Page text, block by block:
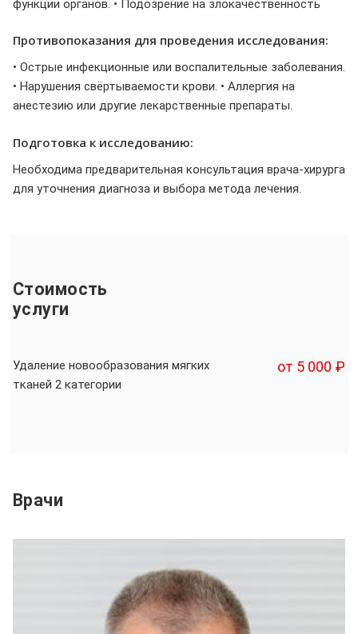
функции органов. • Подозрение на злокачественность
Противопоказания для проведения исследования:
• Острые инфекционные или воспалительные заболевания.
• Нарушения свёртываемости крови. • Аллергия на
анестезию или другие лекарственные препараты.
Подготовка к исследованию:
Необходима предварительная консультация врача-хирурга
для уточнения диагноза и выбора метода лечения.
Стоимость
услуги
Удаление новообразования мягких
тканей 2 категории
от 5 000 ₽
Врачи